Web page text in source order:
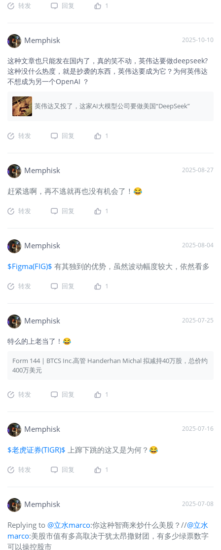
转发 回复 1
Memphisk 2025-10-10
这种文章也只能发在国内了，真的笑不动，英伟达要做deepseek?
这种没什么热度，就是抄袭的东西，英伟达要成为它？为何英伟达
不想成为另一个OpenAI ？
英伟达又投了，这家AI大模型公司要做美国“DeepSeek”
转发 回复 1
Memphisk 2025-08-27
赶紧逃啊，再不逃就再也没有机会了！😂
转发 回复 1
Memphisk 2025-08-04
$Figma(FIG)$ 有其独到的优势，虽然波动幅度较大，依然看多
转发 回复 1
Memphisk 2025-07-25
特么的上老当了！😂
Form 144 | BTCS Inc.高管 Handerhan Michal 拟减持40万股，总价约
400万美元
转发 回复 1
Memphisk 2025-07-16
$老虎证券(TIGR)$ 上蹿下跳的这又是为何？😂
转发 回复 1
Memphisk 2025-07-08
Replying to @立水marco:你这种智商来炒什么美股？//@立水
marco:美股市值有多高取决于犹太昂撒财团，有多少绿票数字
可以操控股市